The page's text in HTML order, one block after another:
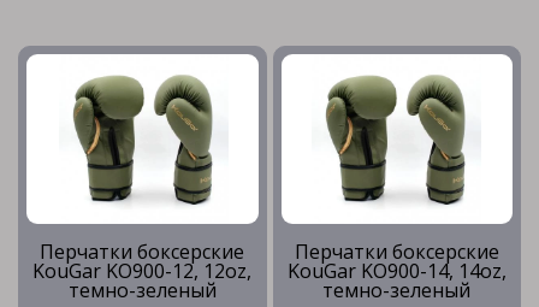
Перчатки боксерские
KouGar KO900-12, 12oz,
темно-зеленый
Перчатки боксерские
KouGar KO900-14, 14oz,
темно-зеленый